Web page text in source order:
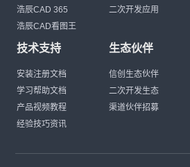
浩辰CAD 365
浩辰CAD看图王
二次开发应用
技术支持
安装注册文档
学习帮助文档
产品视频教程
经验技巧资讯
生态伙伴
信创生态伙伴
二次开发生态
渠道伙伴招募